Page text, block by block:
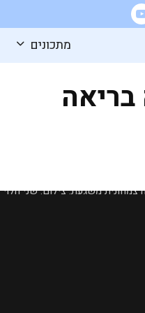
מתכונים